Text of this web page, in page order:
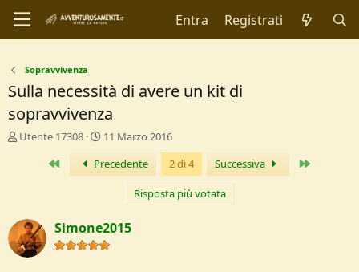
Entra Registrati
Sopravvivenza
Sulla necessità di avere un kit di
sopravvivenza
C
r
e
D
Utente 17308
D
t
a
I
n
i
11 Marzo 2016
Primo Precedente 2 di 4 Successiva
Risposta più votata
Simone2015